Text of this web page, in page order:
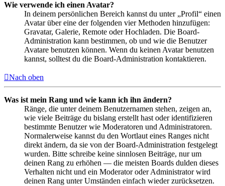
Wie verwende ich einen Avatar?
In deinem persönlichen Bereich kannst du unter „Profil“ einen
Avatar über eine der folgenden vier Methoden hinzufügen:
Gravatar, Galerie, Remote oder Hochladen. Die Board-
Administration kann bestimmen, ob und wie die Benutzer
Avatare benutzen können. Wenn du keinen Avatar benutzen
kannst, solltest du die Board-Administration kontaktieren.
Nach oben
Was ist mein Rang und wie kann ich ihn ändern?
Ränge, die unter deinem Benutzernamen stehen, zeigen an,
wie viele Beiträge du bislang erstellt hast oder identifizieren
bestimmte Benutzer wie Moderatoren und Administratoren.
Normalerweise kannst du den Wortlaut eines Ranges nicht
direkt ändern, da sie von der Board-Administration festgelegt
wurden. Bitte schreibe keine sinnlosen Beiträge, nur um
deinen Rang zu erhöhen — die meisten Boards dulden dieses
Verhalten nicht und ein Moderator oder Administrator wird
deinen Rang unter Umständen einfach wieder zurücksetzen.